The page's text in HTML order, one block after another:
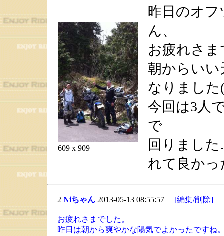
609 x 909
昨日のオ
ん、
お疲れさ
朝からい
なりました
今回は3人
で
回りまし
れて良かっ
2 Niちゃん2013-05-13 08:55:57 [編集/削除]
お疲れさまでした。
昨日は朝から爽やかな陽気でよかったですね